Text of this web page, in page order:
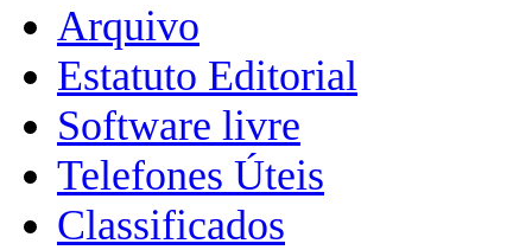
Arquivo
Estatuto Editorial
Software livre
Telefones Úteis
Classificados